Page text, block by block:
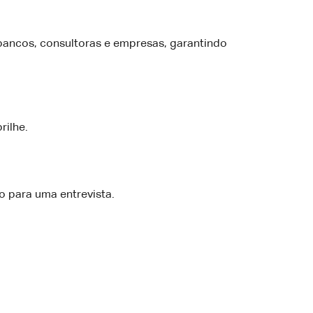
consultoras e empresas, garantindo
para uma entrevista.